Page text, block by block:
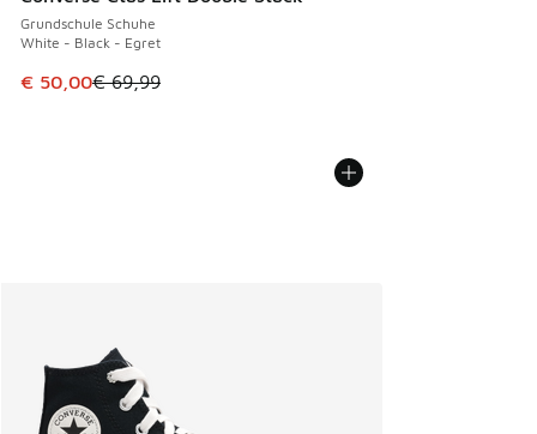
Grundschule Schuhe
White - Black - Egret
Dieser Artikel ist im Sale. Der Preis ist von € 69,99 auf €
€ 50,00€ 69,99